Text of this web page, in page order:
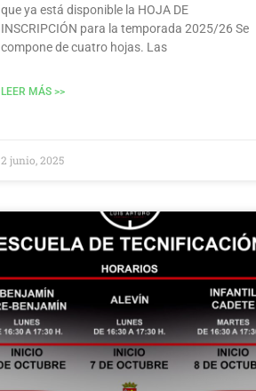
que ya está disponible la HOJA DE
INSCRIPCIÓN para la temporada 2025/26 Se
compone de cuatro hojas. Las
LEER MÁS >>
2 junio, 2025